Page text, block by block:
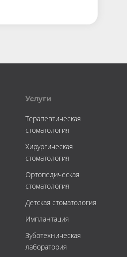
Услуги
Терапевтическая
стоматология
Хирургическая
стоматология
Ортопедическая
стоматология
Детская стоматология
Имплантация
Зуботехническая
лаборатория